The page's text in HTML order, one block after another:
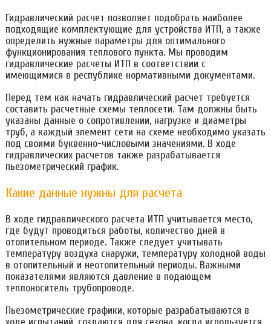
Гидравлический расчет позволяет подобрать наиболее
подходящие комплектующие для устройства ИТП, а также
определить нужные параметры для оптимального
функционирования теплового пункта. Мы проводим
гидравлические расчеты ИТП в соответствии с
имеющимися в республике нормативными документами.
Перед тем как начать гидравлический расчет требуется
составить расчетные схемы теплосети. Там должны быть
указаны данные о сопротивлении, нагрузке и диаметры
труб, а каждый элемент сети на схеме необходимо указать
под своими буквенно-числовыми значениями. В ходе
гидравлических расчетов также разрабатывается
пьезометрический график.
Какие данные нужны для расчета
В ходе гидравлического расчета ИТП учитывается место,
где будут проводиться работы, количество дней в
отопительном периоде. Также следует учитывать
температуру воздуха снаружи, температуру холодной воды
в отопительный и неотопительный периоды. Важными
показателями являются давление в подающем
теплоноситель трубопроводе.
Пьезометрические графики, которые разрабатываются в